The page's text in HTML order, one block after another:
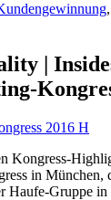
,
|
Kongress-
in München,
Haufe-Gruppe